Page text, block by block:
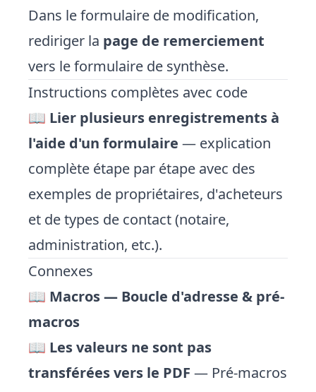
Dans le formulaire de modification,
rediriger la page de remerciement
vers le formulaire de synthèse.
Instructions complètes avec code
📖 Lier plusieurs enregistrements à
l'aide d'un formulaire — explication
complète étape par étape avec des
exemples de propriétaires, d'acheteurs
et de types de contact (notaire,
administration, etc.).
Connexes
📖 Macros — Boucle d'adresse & pré-
macros
📖 Les valeurs ne sont pas
transférées vers le PDF — Pré-macros